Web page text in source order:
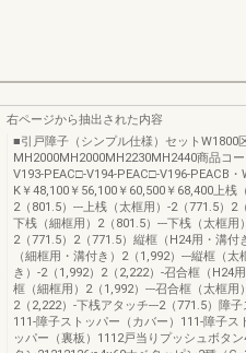
右ページから抽出された内容
■引戸障子（シンプル仕様）セットW1800
MH2000MH2000MH2230MH2440商品コ
V193-PEAC□-V194-PEAC□-V196-PEACB・
K￥48,100￥56,100￥60,500￥68,400上桟
2（801.5）---上桟（太框用）-2（771.5）2
下桟（細框用）2（801.5）---下桟（太框用
2（771.5）2（771.5）縦框（H24用・溝付
（細框用・溝付き）2（1,992）---縦框（太
き）-2（1,992）2（2,222）-召合框（H24
框（細框用）2（1,992）---召合框（太框用
2（2,222）-下桟アタッチ---2（771.5）障子
111-障子ストッパー（カバー）111-障子ス
ッパー（裏板）1112戸当りプッシュボタ